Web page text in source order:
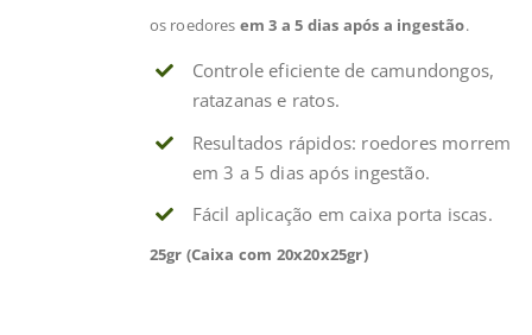
os roedores em 3 a 5 dias após a ingestão.
Controle eficiente de camundongos,
ratazanas e ratos.
Resultados rápidos: roedores morrem
em 3 a 5 dias após ingestão.
Fácil aplicação em caixa porta iscas.
25gr (Caixa com 20x20x25gr)